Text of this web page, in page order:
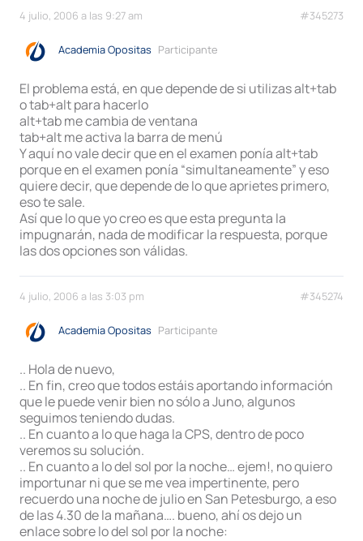
4 julio, 2006 a las 9:27 am #345273
Academia Opositas Participante
El problema está, en que depende de si utilizas alt+tab
o tab+alt para hacerlo
alt+tab me cambia de ventana
tab+alt me activa la barra de menú
Y aquí no vale decir que en el examen ponía alt+tab
porque en el examen ponía “simultaneamente” y eso
quiere decir, que depende de lo que aprietes primero,
eso te sale.
Así que lo que yo creo es que esta pregunta la
impugnarán, nada de modificar la respuesta, porque
las dos opciones son válidas.
4 julio, 2006 a las 3:03 pm #345274
Academia Opositas Participante
.. Hola de nuevo,
.. En fin, creo que todos estáis aportando información
que le puede venir bien no sólo a Juno, algunos
seguimos teniendo dudas.
.. En cuanto a lo que haga la CPS, dentro de poco
veremos su solución.
.. En cuanto a lo del sol por la noche… ejem!, no quiero
importunar ni que se me vea impertinente, pero
recuerdo una noche de julio en San Petesburgo, a eso
de las 4.30 de la mañana…. bueno, ahí os dejo un
enlace sobre lo del sol por la noche: